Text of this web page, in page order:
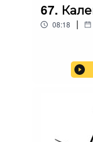
67.
08:18 |